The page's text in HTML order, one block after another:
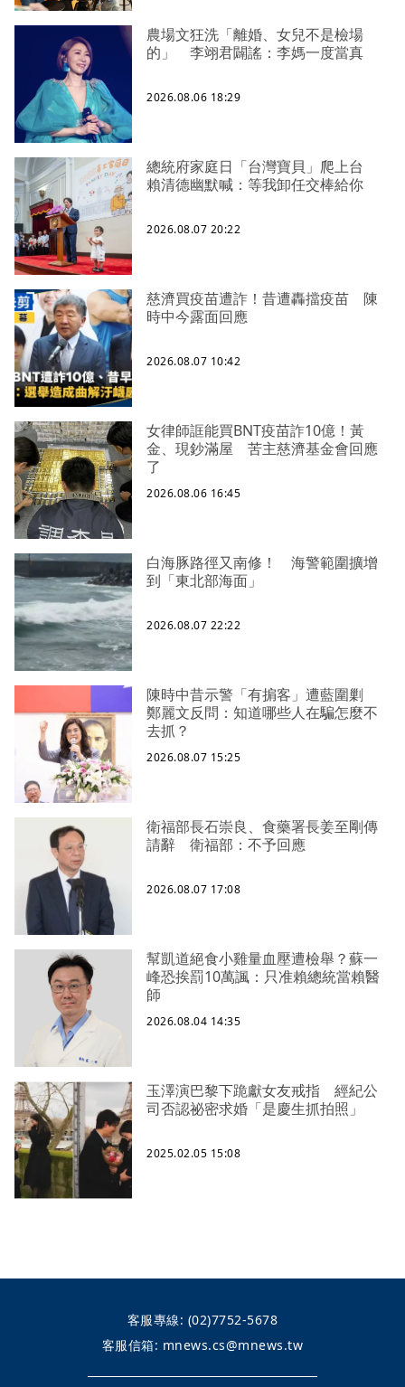
農場文狂洗「離婚、女兒不是檢場
的」 李翊君闢謠：李媽一度當真
2026.08.06 18:29
總統府家庭日「台灣寶貝」爬上台
賴清德幽默喊：等我卸任交棒給你
2026.08.07 20:22
慈濟買疫苗遭詐！昔遭轟擋疫苗 陳
時中今露面回應
2026.08.07 10:42
女律師誆能買BNT疫苗詐10億！黃
金、現鈔滿屋 苦主慈濟基金會回應
了
2026.08.06 16:45
白海豚路徑又南修！ 海警範圍擴增
到「東北部海面」
2026.08.07 22:22
陳時中昔示警「有掮客」遭藍圍剿
鄭麗文反問：知道哪些人在騙怎麼不
去抓？
2026.08.07 15:25
衛福部長石崇良、食藥署長姜至剛傳
請辭 衛福部：不予回應
2026.08.07 17:08
幫凱道絕食小雞量血壓遭檢舉？蘇一
峰恐挨罰10萬諷：只准賴總統當賴醫
師
2026.08.04 14:35
玉澤演巴黎下跪獻女友戒指 經紀公
司否認祕密求婚「是慶生抓拍照」
2025.02.05 15:08
客服專線: (02)7752-5678
客服信箱: mnews.cs@mnews.tw